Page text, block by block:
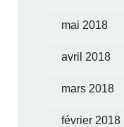
mai 2018
avril 2018
mars 2018
février 2018